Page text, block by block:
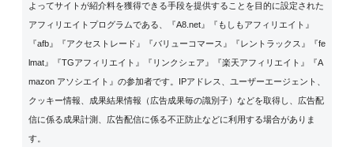
よってサイトが紹介料を獲得できる手段を提供することを目的に設定された
アフィリエイトプログラムである、『A8.net』『もしもアフィリエイト』
『afb』『アクセストレード』『バリューコマース』『レントラックス』『fe
lmat』『TGアフィリエイト』『リンクシェア』『楽天アフィリエイト』『A
mazon アソシエイト』の参加者です。IPアドレス、ユーザーエージェント、
クッキー情報、成果結果情報（広告成果毎の識別子）などを取得し、広告配
信に係る成果計測、広告配信に係る不正防止などに利用する場合がありま
す。